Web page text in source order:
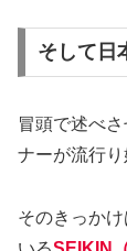
そして日
冒頭で述べ
ナーが流行り
そのきっか